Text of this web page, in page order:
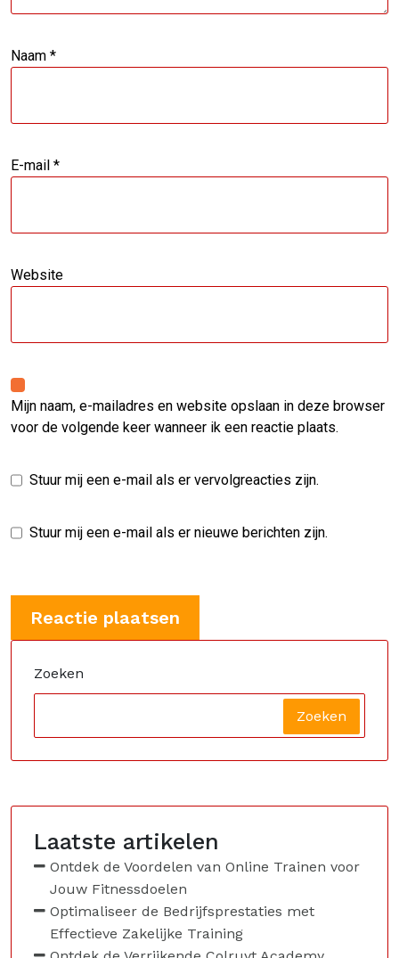
Naam *
E-mail *
Website
Mijn naam, e-mailadres en website opslaan in deze browser
voor de volgende keer wanneer ik een reactie plaats.
Stuur mij een e-mail als er vervolgreacties zijn.
Stuur mij een e-mail als er nieuwe berichten zijn.
Zoeken
Zoeken
Laatste artikelen
Ontdek de Voordelen van Online Trainen voor
Jouw Fitnessdoelen
Optimaliseer de Bedrijfsprestaties met
Effectieve Zakelijke Training